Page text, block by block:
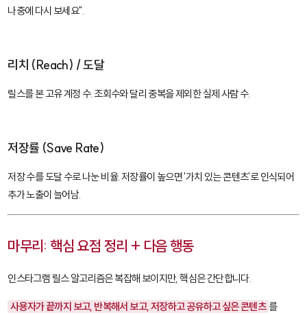
나중에 다시 보세요".
리치 (Reach) / 도달
릴스를 본 고유 계정 수. 조회수와 달리 중복을 제외한 실제 사람 수.
저장률 (Save Rate)
저장 수를 도달 수로 나눈 비율. 저장률이 높으면 '가치 있는 콘텐츠'로 인식되어
추가 노출이 늘어남.
마무리: 핵심 요점 정리 + 다음 행동
인스타그램 릴스 알고리즘은 복잡해 보이지만, 핵심은 간단합니다.
사용자가 끝까지 보고, 반복해서 보고, 저장하고 공유하고 싶은 콘텐츠 를